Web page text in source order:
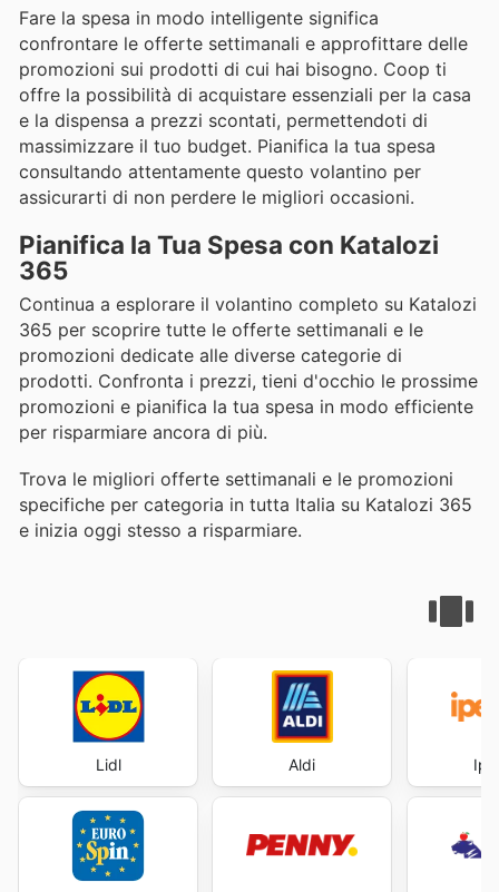
Fare la spesa in modo intelligente significa
confrontare le offerte settimanali e approfittare delle
promozioni sui prodotti di cui hai bisogno. Coop ti
offre la possibilità di acquistare essenziali per la casa
e la dispensa a prezzi scontati, permettendoti di
massimizzare il tuo budget. Pianifica la tua spesa
consultando attentamente questo volantino per
assicurarti di non perdere le migliori occasioni.
Pianifica la Tua Spesa con Katalozi
365
Continua a esplorare il volantino completo su Katalozi
365 per scoprire tutte le offerte settimanali e le
promozioni dedicate alle diverse categorie di
prodotti. Confronta i prezzi, tieni d'occhio le prossime
promozioni e pianifica la tua spesa in modo efficiente
per risparmiare ancora di più.
Trova le migliori offerte settimanali e le promozioni
specifiche per categoria in tutta Italia su Katalozi 365
e inizia oggi stesso a risparmiare.
Lidl Aldi